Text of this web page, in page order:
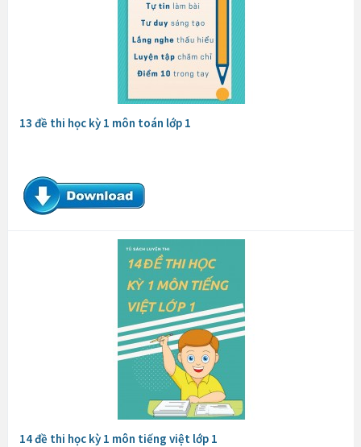
13 đề thi học kỳ 1 môn toán lớp 1
14 đề thi học kỳ 1 môn tiếng việt lớp 1